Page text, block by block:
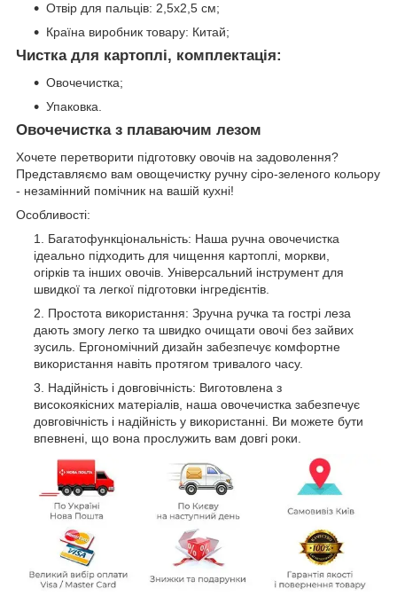
Отвір для пальців: 2,5х2,5 см;
Країна виробник товару: Китай;
Чистка для картоплі, комплектація:
Овочечистка;
Упаковка.
Овочечистка з плаваючим лезом
Хочете перетворити підготовку овочів на задоволення?
Представляємо вам овощечистку ручну сіро-зеленого кольору
- незамінний помічник на вашій кухні!
Особливості:
Багатофункціональність: Наша ручна овочечистка
ідеально підходить для чищення картоплі, моркви,
огірків та інших овочів. Універсальний інструмент для
швидкої та легкої підготовки інгредієнтів.
Простота використання: Зручна ручка та гострі леза
дають змогу легко та швидко очищати овочі без зайвих
зусиль. Ергономічний дизайн забезпечує комфортне
використання навіть протягом тривалого часу.
Надійність і довговічність: Виготовлена з
високоякісних матеріалів, наша овочечистка забезпечує
довговічність і надійність у використанні. Ви можете бути
впевнені, що вона прослужить вам довгі роки.